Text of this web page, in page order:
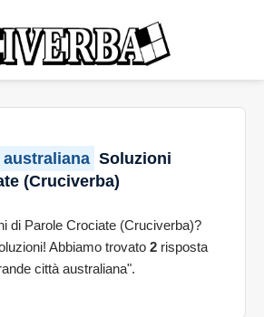
Soluzioni
(Cruciverba)
di Parole Crociate (Cruciverba)?
Abbiamo trovato 2 risposta
città australiana".